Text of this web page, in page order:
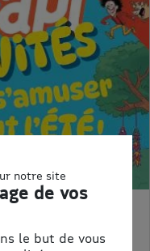
notre site
de vos
le but de vous